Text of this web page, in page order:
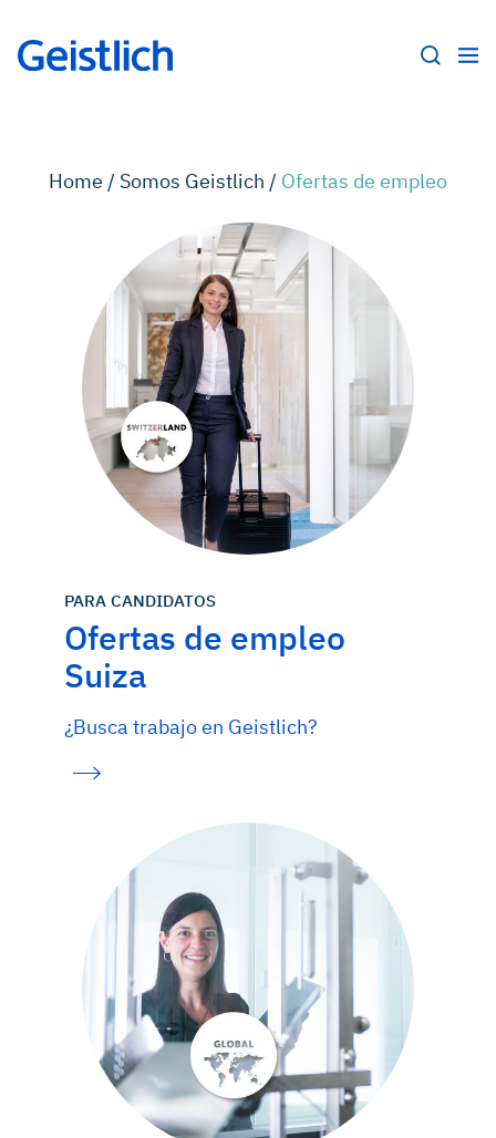
Home / Somos Geistlich / Ofertas de empleo
PARA CANDIDATOS
Ofertas de empleo
Suiza
¿Busca trabajo en Geistlich?